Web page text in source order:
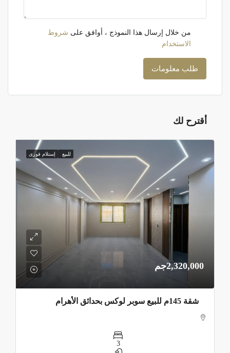
من خلال إرسال هذا النموذج ، أوافق على شروط
الاستخدام
طلب معلومات
أقترح لك
للبيع إستلام فورى
2,320,000جم
شقة 145م للبيع سوبر لوكس بحدائق الأهرام
3